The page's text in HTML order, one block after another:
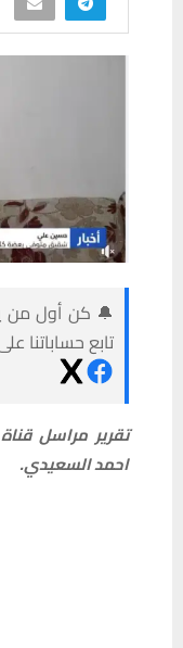
🔔 كن أول من
تابع
تقرير مراسل
احمد السعيدي.